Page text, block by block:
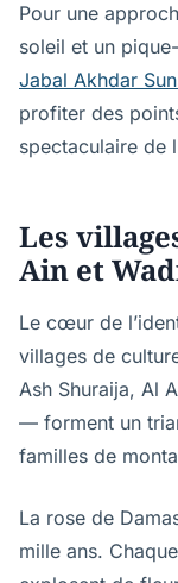
Pour une
soleil et un
Jabal Akhdar
profiter des
spectaculaire de
Les
Ain et
Le cœur de
villages de
Ash Shuraija, Al
— forment un
familles de
La rose de
mille ans.